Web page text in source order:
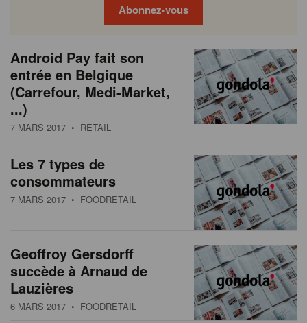
Abonnez-vous
N
e
w
s
Android Pay fait son
entrée en Belgique
(Carrefour, Medi-Market,
...)
7 MARS 2017 • RETAIL
Les 7 types de
consommateurs
7 MARS 2017 • FOODRETAIL
Geoffroy Gersdorff
succède à Arnaud de
Lauzières
6 MARS 2017 • FOODRETAIL
P
a
g
i
n
t
i
o
Previous
page
Page
Page
Page
Page
Current
page
Page
Page
Page
Page
Next
page
academy
society